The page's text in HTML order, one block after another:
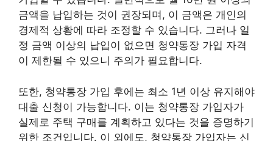
금액을 납입하는 것이 권장되며, 이 금액은 개인의
경제적 상황에 따라 조정할 수 있습니다. 그러나 일
정 금액 이상의 납입이 없으면 청약통장 가입 자격
이 제한될 수 있으니 주의가 필요합니다.
또한, 청약통장 가입 후에는 최소 1년 이상 유지해야
대출 신청이 가능합니다. 이는 청약통장 가입자가
실제로 주택 구매를 계획하고 있다는 것을 증명하기
위한 조건입니다. 이 외에도, 청약통장 가입자는 신